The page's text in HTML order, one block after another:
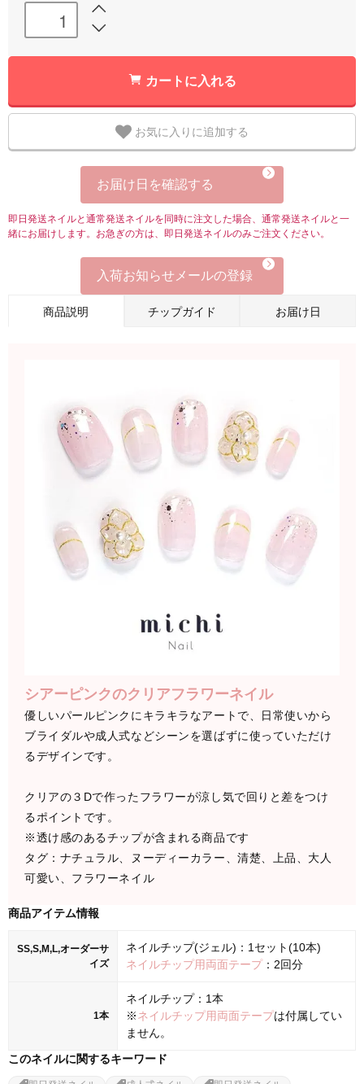
カートに入れる
お気に入りに追加する
お届け日を確認する
即日発送ネイルと通常発送ネイルを同時に注文した場合、通常発送ネイルと一
緒にお届けします。お急ぎの方は、即日発送ネイルのみご注文ください。
入荷お知らせメールの登録
商品説明 チップガイド お届け日
シアーピンクのクリアフラワーネイル
優しいパールピンクにキラキラなアートで、日常使いから
ブライダルや成人式などシーンを選ばずに使っていただけ
るデザインです。
クリアの３Dで作ったフラワーが涼し気で回りと差をつけ
るポイントです。
※透け感のあるチップが含まれる商品です
タグ：ナチュラル、ヌーディーカラー、清楚、上品、大人
可愛い、フラワーネイル
商品アイテム情報
SS,S,M,L,オーダーサ
イズ
ネイルチップ(ジェル)：1セット(10本)
ネイルチップ用両面テープ：2回分
1本
ネイルチップ：1本
※ネイルチップ用両面テープは付属してい
ません。
このネイルに関するキーワード